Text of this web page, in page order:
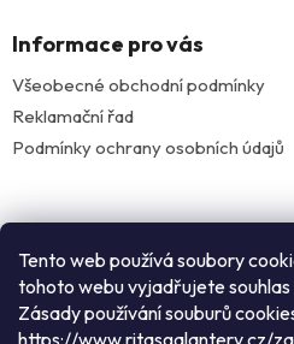
Tento web používá soubory
tohoto webu vyjadřujete souhlas
Zásady používání souburů
https://www.ritasgalantery.cz/
Informace pro vás
Všeobecné obchodní podmínky
Reklamační řad
Podmínky ochrany osobních údajů
Instagram